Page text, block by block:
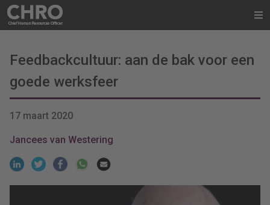
Feedbackcultuur: aan de bak voor een
goede werksfeer
17 maart 2020
Jancees van Westering